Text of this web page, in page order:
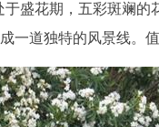
盛花期，五彩斑斓
一道独特的风景线。